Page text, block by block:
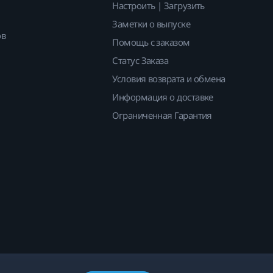
Настроить | Загрузить
Заметки о выпуске
Помощь с заказом
Статус Заказа
Условия возврата и обмена
Информация о доставке
Ограниченная Гарантия